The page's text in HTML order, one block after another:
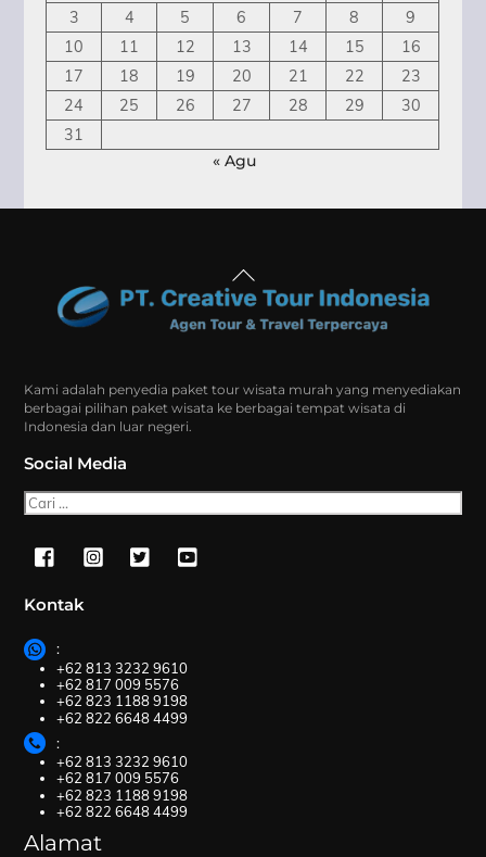
3
4 5 6 7 8
9
10
11 12 13 14 15
16
17
18 19 20 21 22
23
24
25 26 27 28 29
30
31
« Agu
Back
To
Top
Kami adalah penyedia paket tour wisata murah yang menyediakan
berbagai pilihan paket wisata ke berbagai tempat wisata di
Indonesia dan luar negeri.
Social Media
Cari
Kontak
:
+62 813 3232 9610
+62 817 009 5576
+62 823 1188 9198
+62 822 6648 4499
:
+62 813 3232 9610
+62 817 009 5576
+62 823 1188 9198
+62 822 6648 4499
Alamat